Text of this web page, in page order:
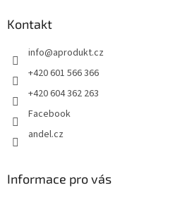
Kontakt
info@aprodukt.cz
+420 601 566 366
+420 604 362 263
Facebook
andel.cz
Informace pro vás